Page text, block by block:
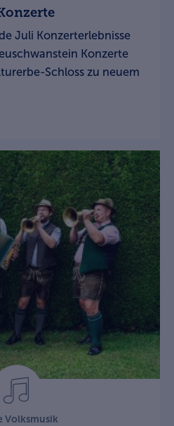
Juli Konzerterlebnisse
Konzerte
Schloss zu neuem
Volksmusik